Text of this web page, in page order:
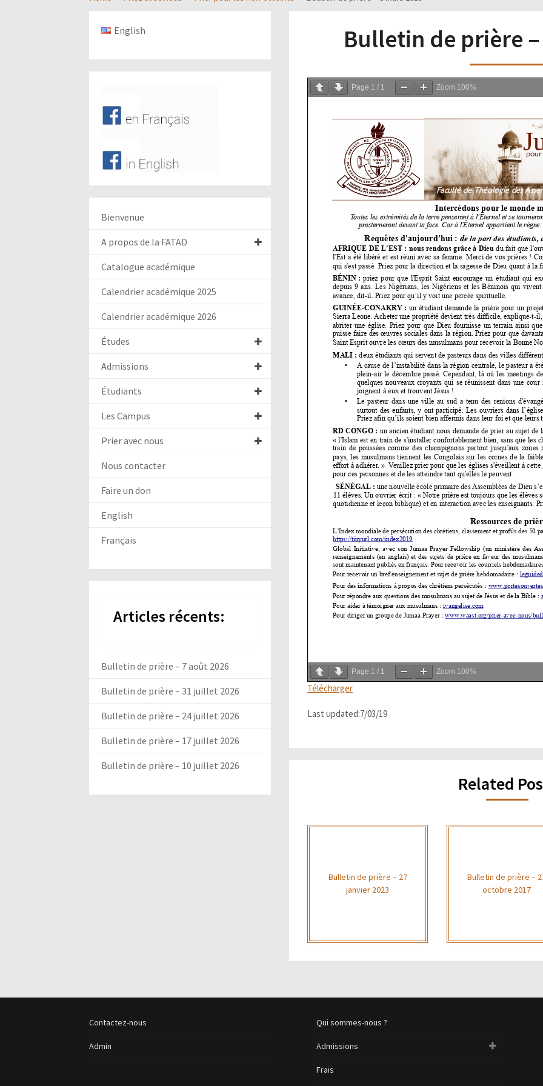
Bulletin de prière
Page 1 / 1 Zoom 100%
Page 1 / 1 Zoom 100%
Télécharger
Last updated:7/03/19
Related
Bulletin de prière – 27
janvier 2023
Bulletin de prière –
octobre 2017
English
Bienvenue
A propos de la FATAD
Catalogue académique
Calendrier académique 2025
Calendrier académique 2026
Études
Admissions
Étudiants
Les Campus
Prier avec nous
Nous contacter
Faire un don
English
Français
Articles récents:
Bulletin de prière – 7 août 2026
Bulletin de prière – 31 juillet 2026
Bulletin de prière – 24 juillet 2026
Bulletin de prière – 17 juillet 2026
Bulletin de prière – 10 juillet 2026
Contactez-nous
Admin
Qui sommes-nous ?
Admissions
Frais